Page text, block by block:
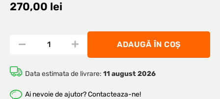
270,00 lei
ADAUGĂ ÎN COȘ
Data estimata de livrare: 11 august 2026
Ai nevoie de ajutor? Contacteaza-ne!